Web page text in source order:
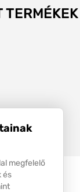
TERMÉKEK
megfelelő
és